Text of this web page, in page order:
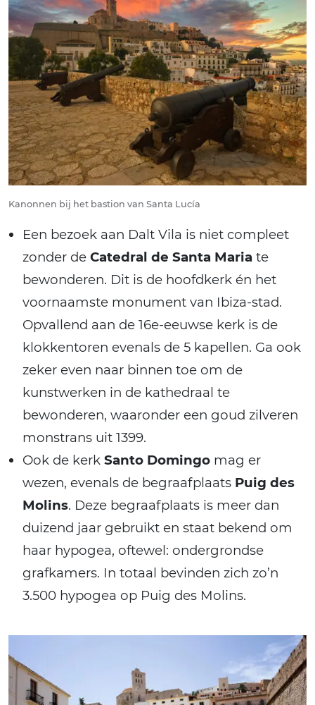
Kanonnen bij het bastion van Santa Lucía
Een bezoek aan Dalt Vila is niet compleet
zonder de Catedral de Santa Maria te
bewonderen. Dit is de hoofdkerk én het
voornaamste monument van Ibiza-stad.
Opvallend aan de 16e-eeuwse kerk is de
klokkentoren evenals de 5 kapellen. Ga ook
zeker even naar binnen toe om de
kunstwerken in de kathedraal te
bewonderen, waaronder een goud zilveren
monstrans uit 1399.
Ook de kerk Santo Domingo mag er
wezen, evenals de begraafplaats Puig des
Molins. Deze begraafplaats is meer dan
duizend jaar gebruikt en staat bekend om
haar hypogea, oftewel: ondergrondse
grafkamers. In totaal bevinden zich zo’n
3.500 hypogea op Puig des Molins.